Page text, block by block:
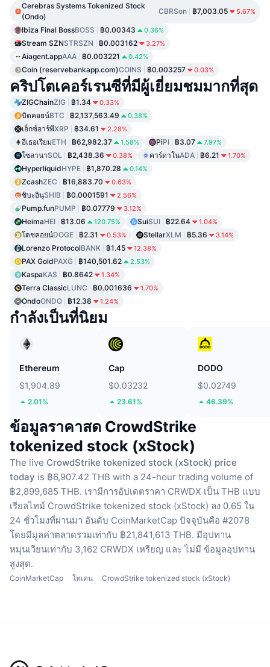
Cerebras Systems Tokenized Stock
(Ondo)
CBRSon ฿7,003.05 5.67%
Ibiza Final BossBOSS ฿0.00343 0.36%
Stream SZNSTRSZN ฿0.003162 3.27%
Aiagent.appAAA ฿0.003221 0.42%
Coin (reservebankapp.com)COINS ฿0.003257 0.03%
คริปโตเคอร์เรนซีที่มีผู้เยี่ยมชมมากที่สุด
ZIGChainZIG ฿1.34 0.33%
บิตคอยน์BTC ฿2,137,563.49 0.38%
เอ็กซ์อาร์พีXRP ฿34.61 2.28%
อีเธอเรียมETH ฿62,982.37 1.58% PiPI ฿3.07 7.97%
โซลานาSOL ฿2,438.36 0.38% คาร์ดาโนADA ฿6.21 1.70%
HyperliquidHYPE ฿1,870.28 0.14%
ZcashZEC ฿16,883.70 0.63%
ชิบะอินุSHIB ฿0.0001591 2.56%
Pump.funPUMP ฿0.07779 3.12%
HeimaHEI ฿13.06 120.75% SuiSUI ฿22.64 1.04%
โดชคอยน์DOGE ฿2.31 0.53% StellarXLM ฿5.36 3.14%
Lorenzo ProtocolBANK ฿1.45 12.38%
PAX GoldPAXG ฿140,501.62 2.53%
KaspaKAS ฿0.8642 1.34%
Terra ClassicLUNC ฿0.001636 1.70%
OndoONDO ฿12.38 1.24%
กำลังเป็นที่นิยม
Ethereum
$1,904.89
2.01%
Cap
$0.03232
23.61%
DODO
$0.02749
46.39%
ข้อมูลราคาสด CrowdStrike
tokenized stock (xStock)
The live CrowdStrike tokenized stock (xStock) price
today is ฿6,907.42 THB with a 24-hour trading volume of
฿2,899,685 THB. เรามีการอัปเดตราคา CRWDX เป็น THB แบบ
เรียลไทม์ CrowdStrike tokenized stock (xStock) ลง 0.65 ใน
24 ชั่วโมงที่ผ่านมา อันดับ CoinMarketCap ปัจจุบันคือ #2078
โดยมีมูลค่าตลาดรวมเท่ากับ ฿21,841,613 THB. มีอุปทาน
หมุนเวียนเท่ากับ 3,162 CRWDX เหรียญ และ ไม่มี ข้อมูลอุปทาน
สูงสุด.
CoinMarketCap โทเคน CrowdStrike tokenized stock (xStock)